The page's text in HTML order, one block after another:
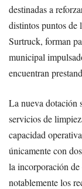
destinadas a
distintos puntos de
Surtruck, forman
municipal
encuentran
La nueva dotación
servicios de
capacidad
únicamente con
la incorporación de
notablemente los